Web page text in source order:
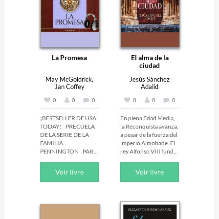
La Promesa
May McGoldrick,
Jan Coffey
0 0 0
¡BESTSELLER DE USA
TODAY!    PRECUELA
DE LA SERIE DE LA
FAMILIA
PENNINGTON    PARA
viaje desesperado a
América, Rebecca
Voir livre
El alma de la
ciudad
Jesús Sánchez
Adalid
0 0 0
En plena Edad Media,
la Reconquista avanza,
a pesar de la fuerza del
imperio Almohade. El
rey Alfonso VIII funda,
los amplios territorios
de la Trasierra, la
griego que sonaba a
pagano en la Edad
Voir livre